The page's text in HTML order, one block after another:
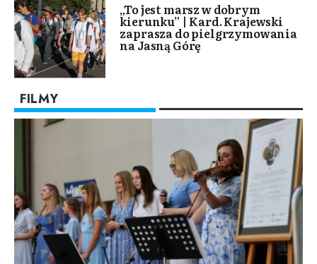
„To jest marsz w dobrym
kierunku” | Kard. Krajewski
zaprasza do pielgrzymowania
na Jasną Górę
FILMY